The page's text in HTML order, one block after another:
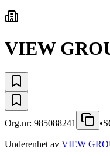
VIEW
Org.nr: 985088241 •
Underenhet av VIEW